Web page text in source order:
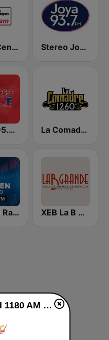
Radio Centro y El Fonógrafo Stereo Joya FM
Amor 95.3 FM La Comadre 1260 AM
Imagen Radio 90.5 FM XEB La B Grande 1220 AM
Radio Felicidad 1180 AM live